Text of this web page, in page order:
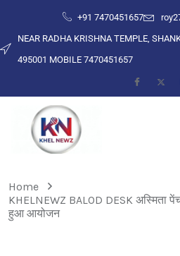
+91 7470451657
NEAR RADHA KRISHNA TEMPLE,
495001 MOBILE 7470451657
Home
KHELNEWZ BALOD DESK अस्मिता
हुआ आयोजन